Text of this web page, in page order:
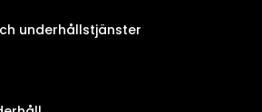
underhållstjänster